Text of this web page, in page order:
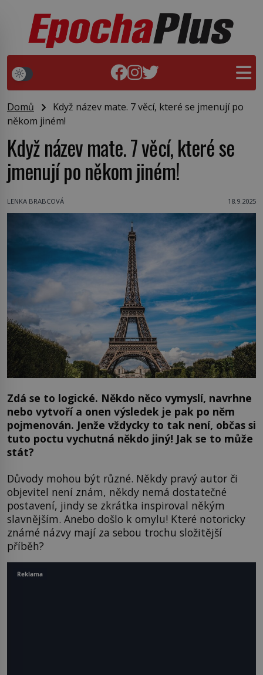
Domů
Když název mate. 7 věcí, které se jmenují po
někom jiném!
Když název mate. 7 věcí, které se
jmenují po někom jiném!
LENKA BRABCOVÁ 18.9.2025
Zdá se to logické. Někdo něco vymyslí, navrhne
nebo vytvoří a onen výsledek je pak po něm
pojmenován. Jenže vždycky to tak není, občas si
tuto poctu vychutná někdo jiný! Jak se to může
stát?
Důvody mohou být různé. Někdy pravý autor či
objevitel není znám, někdy nemá dostatečné
postavení, jindy se zkrátka inspiroval někým
slavnějším. Anebo došlo k omylu! Které notoricky
známé názvy mají za sebou trochu složitější
příběh?
Reklama